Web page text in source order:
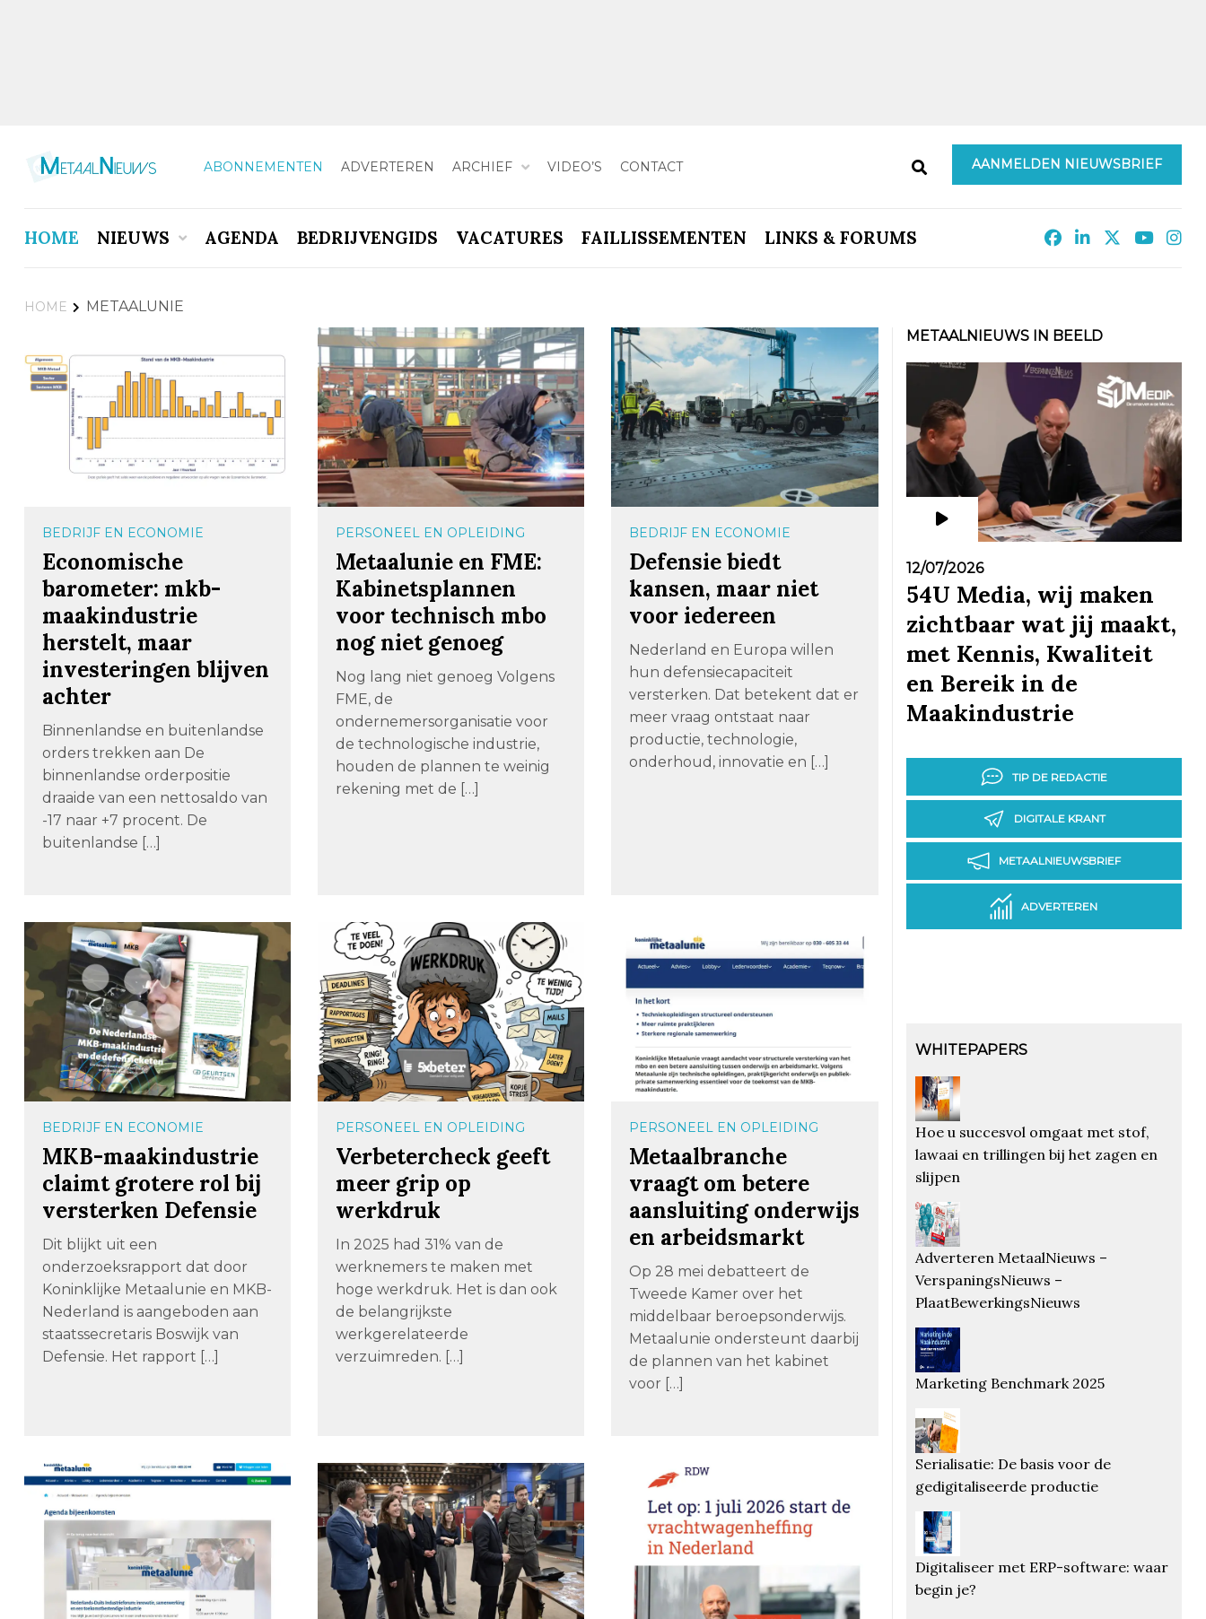
ABONNEMENTEN ADVERTEREN ARCHIEF VIDEO’S CONTACT AANMELDEN NIEUWSBRIEF
HOME NIEUWS AGENDA BEDRIJVENGIDS VACATURES FAILLISSEMENTEN LINKS & FORUMS
HOME METAALUNIE
BEDRIJF EN ECONOMIE
Economische
barometer: mkb-
maakindustrie
herstelt, maar
investeringen blijven
achter
Binnenlandse en buitenlandse
orders trekken aan De
binnenlandse orderpositie
draaide van een nettosaldo van
-17 naar +7 procent. De
buitenlandse […]
PERSONEEL EN OPLEIDING
Metaalunie en FME:
Kabinetsplannen
voor technisch mbo
nog niet genoeg
Nog lang niet genoeg Volgens
FME, de
ondernemersorganisatie voor
de technologische industrie,
houden de plannen te weinig
rekening met de […]
BEDRIJF EN ECONOMIE
Defensie biedt
kansen, maar niet
voor iedereen
Nederland en Europa willen
hun defensiecapaciteit
versterken. Dat betekent dat er
meer vraag ontstaat naar
productie, technologie,
onderhoud, innovatie en […]
BEDRIJF EN ECONOMIE
MKB-maakindustrie
claimt grotere rol bij
versterken Defensie
Dit blijkt uit een
onderzoeksrapport dat door
Koninklijke Metaalunie en MKB-
Nederland is aangeboden aan
staatssecretaris Boswijk van
Defensie. Het rapport […]
PERSONEEL EN OPLEIDING
Verbetercheck geeft
meer grip op
werkdruk
In 2025 had 31% van de
werknemers te maken met
hoge werkdruk. Het is dan ook
de belangrijkste
werkgerelateerde
verzuimreden. […]
PERSONEEL EN OPLEIDING
Metaalbranche
vraagt om betere
aansluiting onderwijs
en arbeidsmarkt
Op 28 mei debatteert de
Tweede Kamer over het
middelbaar beroepsonderwijs.
Metaalunie ondersteunt daarbij
de plannen van het kabinet
voor […]
METAALNIEUWS IN BEELD
12/07/2026
54U Media, wij maken
zichtbaar wat jij maakt,
met Kennis, Kwaliteit
en Bereik in de
Maakindustrie
TIP DE REDACTIE
DIGITALE KRANT
METAALNIEUWSBRIEF
ADVERTEREN
WHITEPAPERS
Hoe u succesvol omgaat met stof,
lawaai en trillingen bij het zagen en
slijpen
Adverteren MetaalNieuws –
VerspaningsNieuws –
PlaatBewerkingsNieuws
Marketing Benchmark 2025
Serialisatie: De basis voor de
gedigitaliseerde productie
Digitaliseer met ERP-software: waar
begin je?